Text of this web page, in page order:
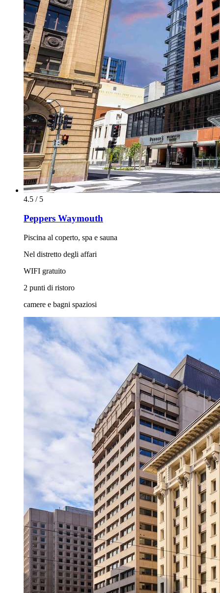
4.5 / 5
Peppers Waymouth
Piscina al coperto, spa e sauna
Nel distretto degli affari
WIFI gratuito
2 punti di ristoro
camere e bagni spaziosi